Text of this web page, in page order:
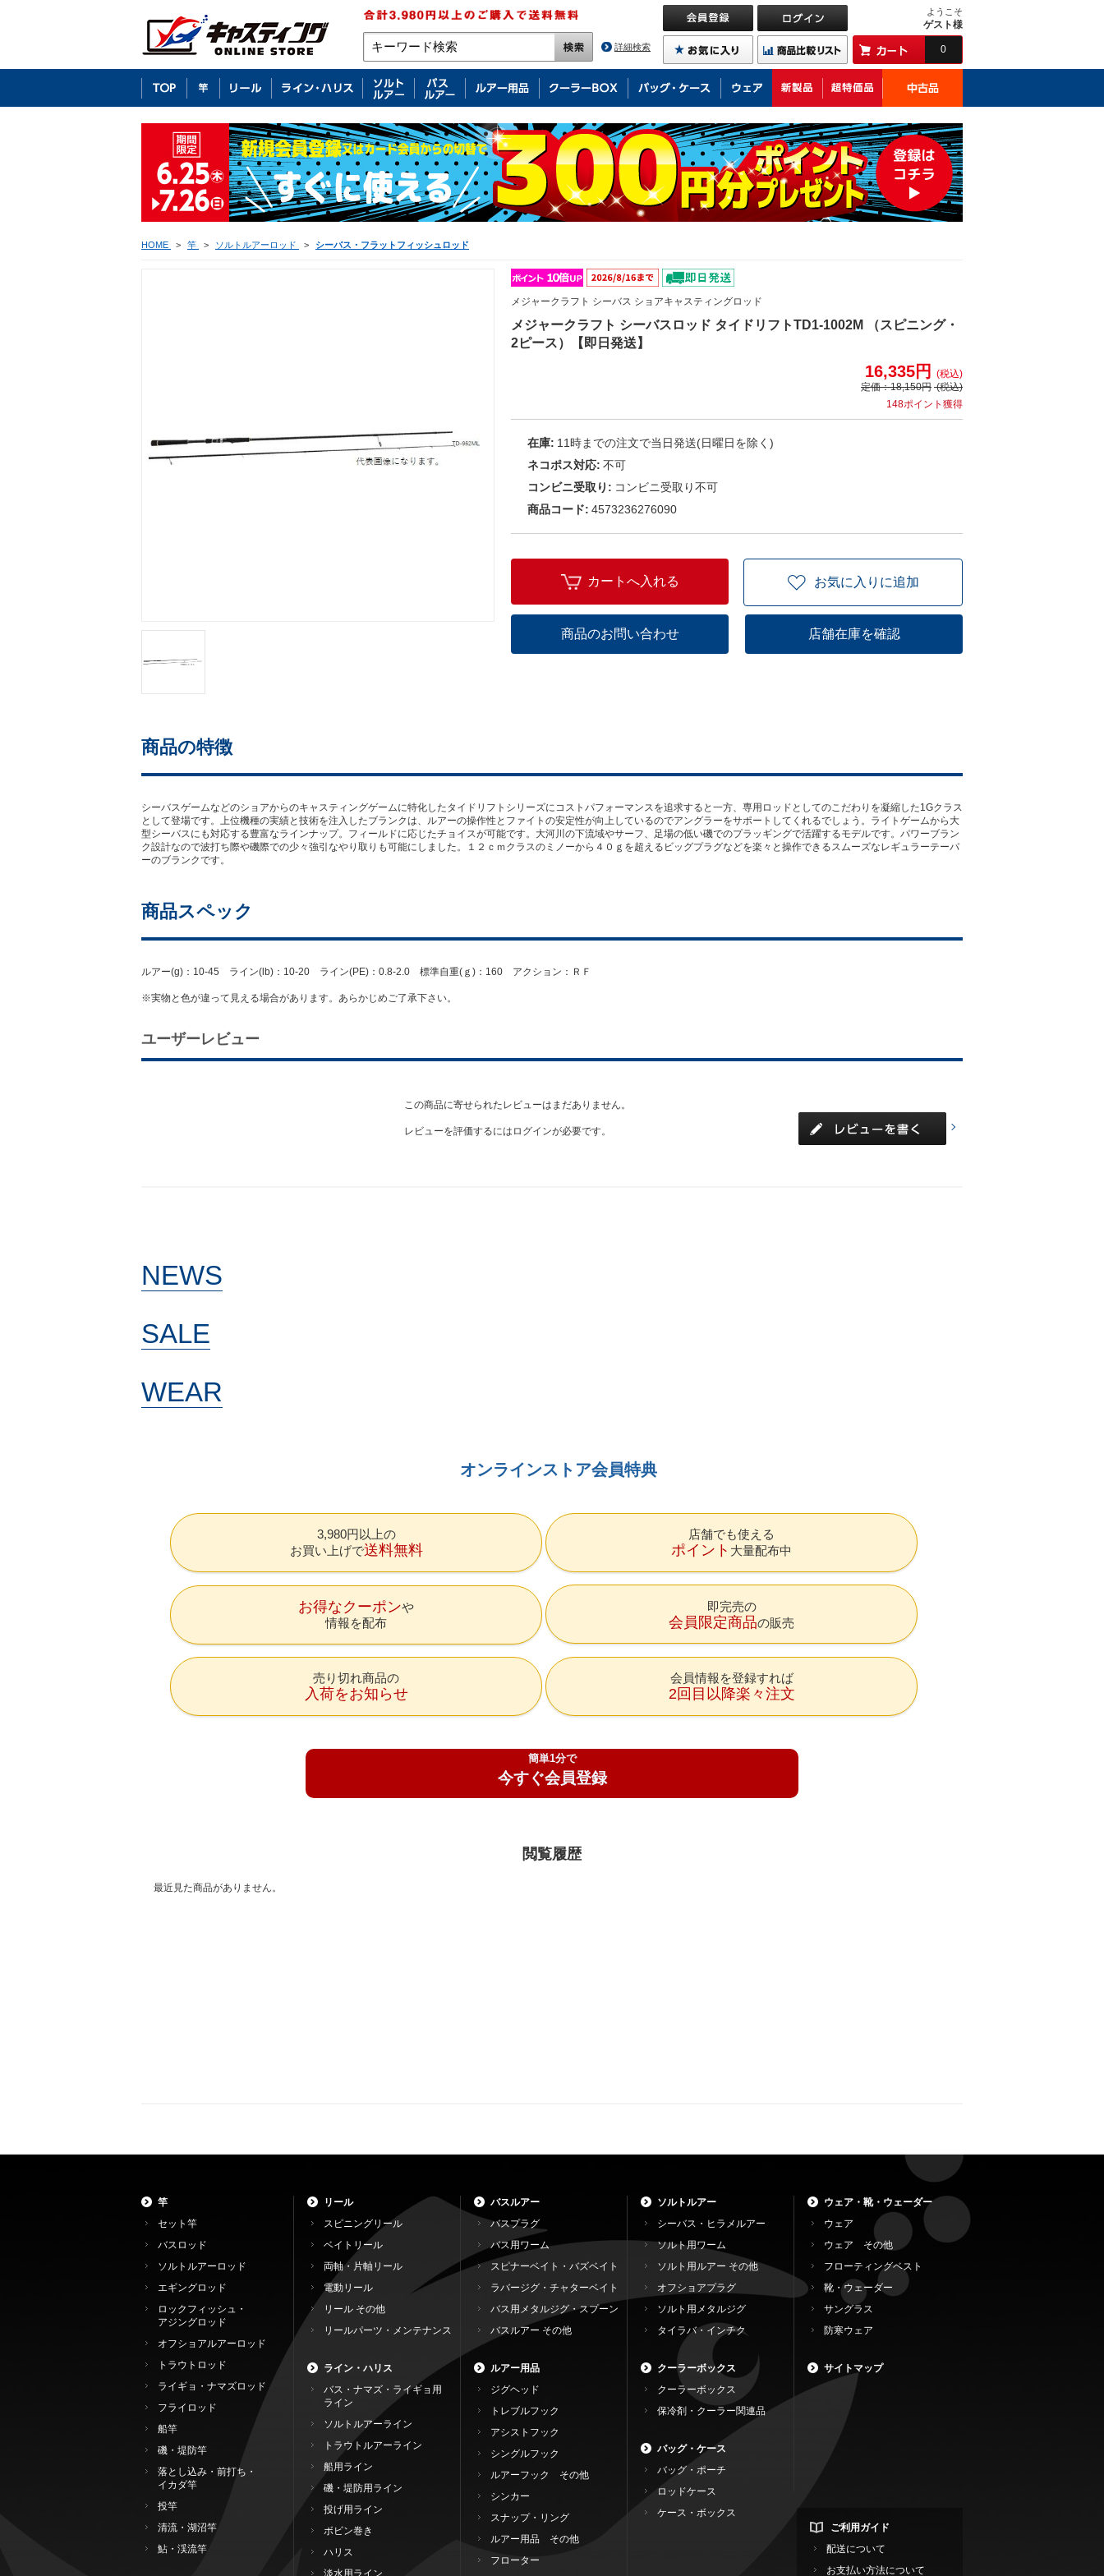
詳細検索
ようこそ
ゲスト様
0
HOME > 竿 > ソルトルアーロッド > シーバス・フラットフィッシュロッド
メジャークラフト シーバス ショアキャスティングロッド
メジャークラフト シーバスロッド タイドリフトTD1-1002M （スピニング・
2ピース）【即日発送】
16,335円
(税込)
定価：18,150円 (税込)
148ポイント獲得
在庫: 11時までの注文で当日発送(日曜日を除く)
ネコポス対応: 不可
コンビニ受取り: コンビニ受取り不可
商品コード: 4573236276090
カートへ入れる お気に入りに追加
商品のお問い合わせ 店舗在庫を確認
商品の特徴
シーバスゲームなどのショアからのキャスティングゲームに特化したタイドリフトシリーズにコストパフォーマンスを追求すると一方、専用ロッドとしてのこだわりを凝縮した1Gクラス
として登場です。上位機種の実績と技術を注入したブランクは、ルアーの操作性とファイトの安定性が向上しているのでアングラーをサポートしてくれるでしょう。ライトゲームから大
型シーバスにも対応する豊富なラインナップ。フィールドに応じたチョイスが可能です。大河川の下流域やサーフ、足場の低い磯でのプラッギングで活躍するモデルです。パワーブラン
ク設計なので波打ち際や磯際での少々強引なやり取りも可能にしました。１２ｃｍクラスのミノーから４０ｇを超えるビッグプラグなどを楽々と操作できるスムーズなレギュラーテーパ
ーのブランクです。
商品スペック
ルアー(g)：10-45 ライン(lb)：10-20 ライン(PE)：0.8-2.0 標準自重(ｇ)：160 アクション：ＲＦ
※実物と色が違って見える場合があります。あらかじめご了承下さい。
ユーザーレビュー
この商品に寄せられたレビューはまだありません。
レビューを評価するには ログインが必要です。
NEWS
SALE
WEAR
オンラインストア会員特典
3,980円以上の
お買い上げで送料無料
店舗でも使える
ポイント 大量配布中
お得なクーポン
情報を配布
即完売の
会員限定商品の販売
売り切れ商品の
入荷をお知らせ
会員情報を登録すれば
2回目以降楽々注文
簡単1分で
今すぐ会員登録
閲覧履歴
最近見た商品がありません。
竿
セット竿
バスロッド
ソルトルアーロッド
エギングロッド
ロックフィッシュ・
アジングロッド
オフショアルアーロッド
トラウトロッド
ライギョ・ナマズロッド
フライロッド
船竿
磯・堤防竿
落とし込み・前打ち・
イカダ竿
投竿
清流・湖沼竿
鮎・渓流竿
リール
スピニングリール
ベイトリール
両軸・片軸リール
電動リール
リール その他
リールパーツ・メンテナンス
ライン・ハリス
バス・ナマズ・ライギョ用
ライン
ソルトルアーライン
トラウトルアーライン
船用ライン
磯・堤防用ライン
投げ用ライン
ボビン巻き
ハリス
淡水用ライン
バスルアー
バスプラグ
バス用ワーム
スピナーベイト・バズベイト
ラバージグ・チャターベイト
バス用メタルジグ・スプーン
バスルアー その他
ルアー用品
ジグヘッド
トレブルフック
アシストフック
シングルフック
ルアーフック その他
シンカー
スナップ・リング
ルアー用品 その他
フローター
ソルトルアー
シーバス・ヒラメルアー
ソルト用ワーム
ソルト用ルアー その他
オフショアプラグ
ソルト用メタルジグ
タイラバ・インチク
クーラーボックス
クーラーボックス
保冷剤・クーラー関連品
バッグ・ケース
バッグ・ポーチ
ロッドケース
ケース・ボックス
ウェア・靴・ウェーダー
ウェア
ウェア その他
フローティングベスト
靴・ウェーダー
サングラス
防寒ウェア
サイトマップ
ご利用ガイド
配送について
お支払い方法について